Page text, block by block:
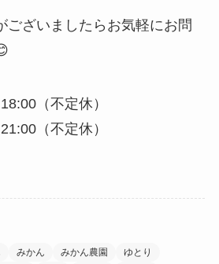
ございましたらお気軽にお問
（不定休）
（不定休）
みかん みかん農園
ゆとり